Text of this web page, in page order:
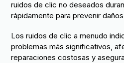
ruidos de clic no deseados
rápidamente para prevenir
Los ruidos de clic a menudo
problemas más significativos,
reparaciones costosas y